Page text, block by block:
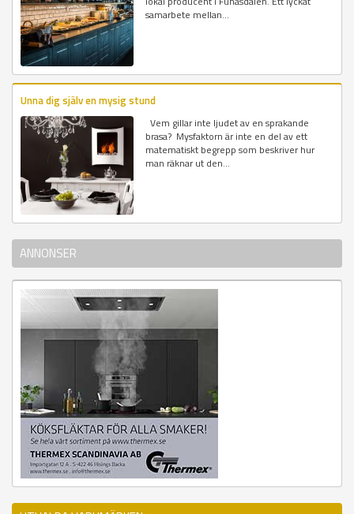
samarbete mellan...
Unna dig själv en mysig stund
Vem gillar inte ljudet av en sprakande
brasa? Mysfaktorn är inte en del av ett
matematiskt begrepp som beskriver hur
man räknar ut den...
ANNONSER